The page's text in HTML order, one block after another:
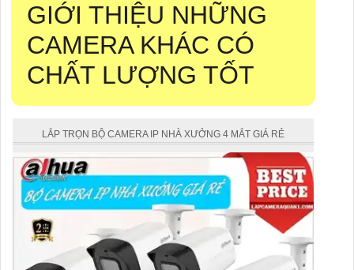
GIỚI THIỆU NHỮNG
CAMERA KHÁC CÓ
CHẤT LƯỢNG TỐT
LẮP TRỌN BỘ CAMERA IP NHÀ XƯỞNG 4 MẮT GIÁ RẺ